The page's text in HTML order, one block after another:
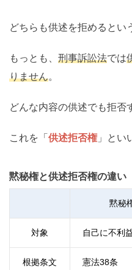
どちらも供述を拒めるとい
もっとも、 刑事訴訟法では
りません。
どんな内容の供述でも拒否
これを「 供述拒否権」とい
黙秘権と供述拒否権の違い
黙秘
対象 自己に不利
根拠条文 憲法38条